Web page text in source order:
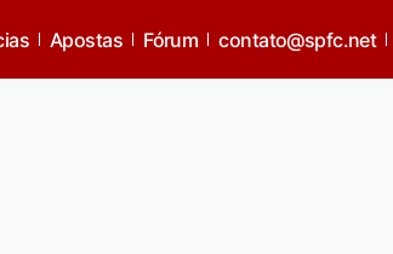
Apostas Fórum contato@spfc.net